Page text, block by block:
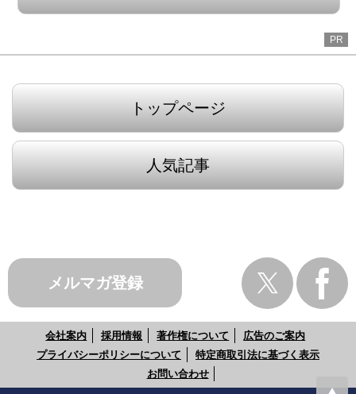
PR
トップページ
人気記事
メルマガ登録
会社案内 採用情報 著作権について
広告のご案内
プライバシーポリシーについて
特定商取引法に基づく表示
お問い合わせ